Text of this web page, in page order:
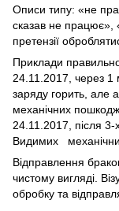
Описи типу: «не
сказав не працює»,
претензії
Приклади
24.11.2017, через 1
заряду горить, але
механічних
24.11.2017, після
Видимих
Відправлення
чистому вигляді.
обробку та